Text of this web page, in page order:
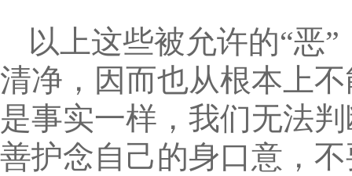
以上这些被允许的“恶
清净，因而也从根本上
是事实一样，我们无法
善护念自己的身口意，